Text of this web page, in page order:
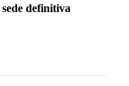
definitiva